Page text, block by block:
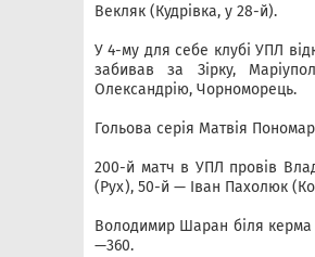
Векляк (Кудрівка, у 28-й).
У 4-му для себе клубі УПЛ
забивав за Зірку,
Олександрію, Чорноморець.
Гольова серія Матвія
200-й матч в УПЛ провів
(Рух), 50-й — Іван Пахолюк
Володимир Шаран біля керма
—360.